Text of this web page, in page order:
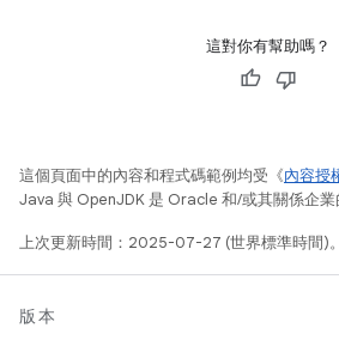
這對你有幫助嗎？
這個頁面中的內容和程式碼範例均受《內容授
Java 與 OpenJDK 是 Oracle 和/或其關係企業
上次更新時間：2025-07-27 (世界標準時間)。
版本